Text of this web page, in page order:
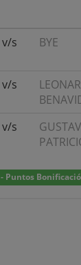
v/s BYE
v/s
v/s
- Puntos